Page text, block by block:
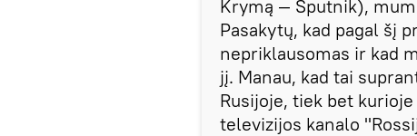
Krymą — Sputnik),
Pasakytų, kad pagal šį
nepriklausomas ir kad
jį. Manau, kad tai
Rusijoje, tiek bet
televizijos kanalo